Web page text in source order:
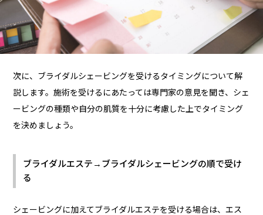
次に、ブライダルシェービングを受けるタイミングについて解
説します。施術を受けるにあたっては専門家の意見を聞き、シェ
ービングの種類や自分の肌質を十分に考慮した上でタイミング
を決めましょう。
ブライダルエステ→ブライダルシェービングの順で受け
る
シェービングに加えてブライダルエステを受ける場合は、エス